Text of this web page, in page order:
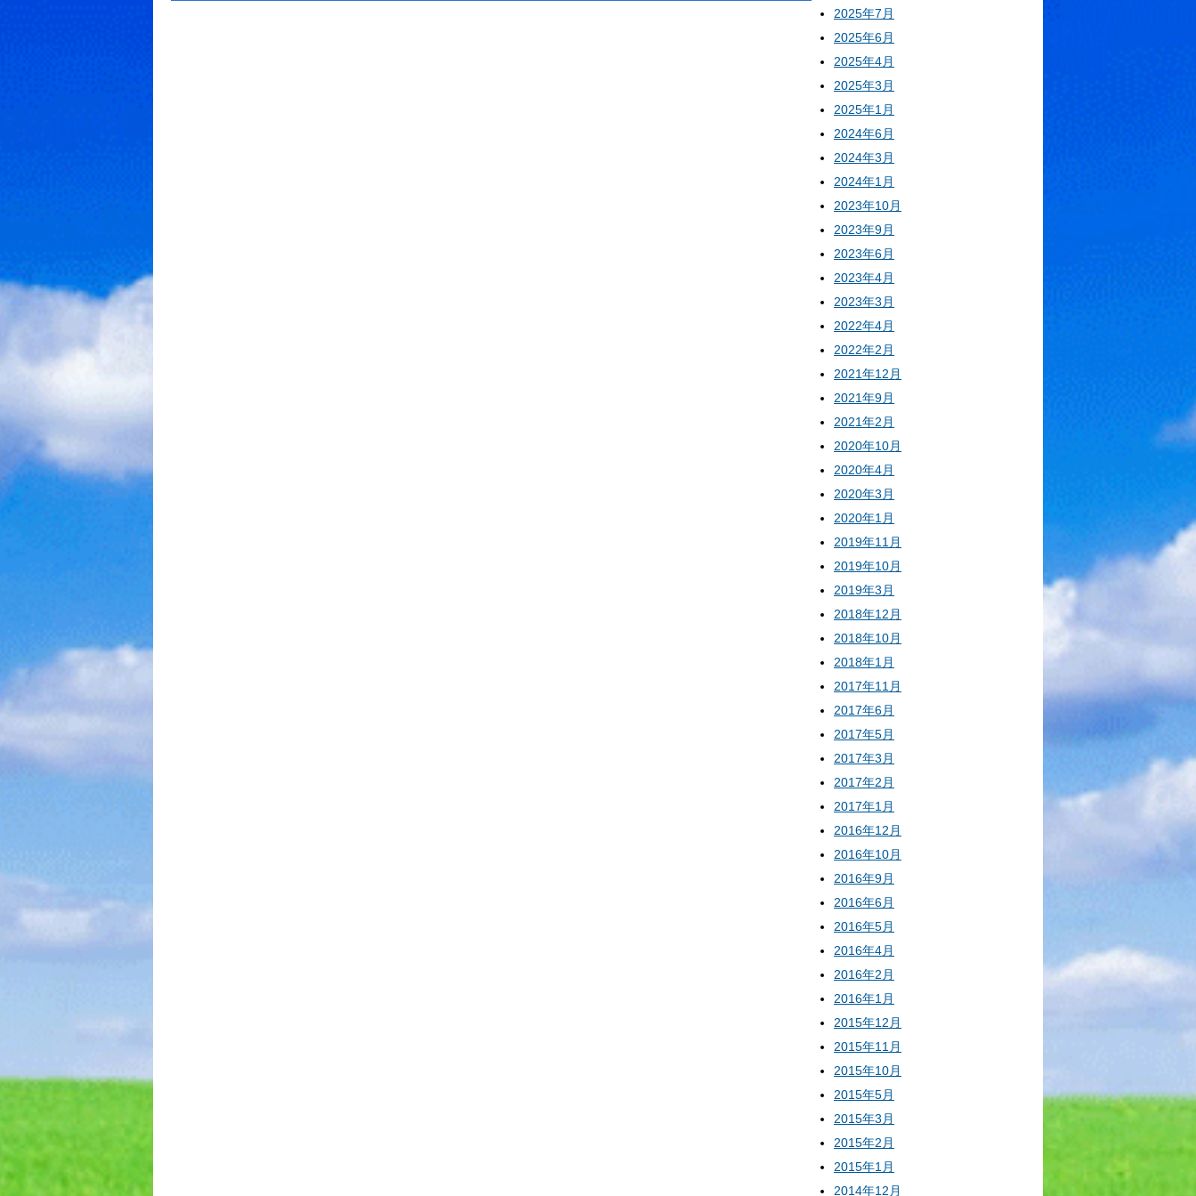
2025年7月
2025年6月
2025年4月
2025年3月
2025年1月
2024年6月
2024年3月
2024年1月
2023年10月
2023年9月
2023年6月
2023年4月
2023年3月
2022年4月
2022年2月
2021年12月
2021年9月
2021年2月
2020年10月
2020年4月
2020年3月
2020年1月
2019年11月
2019年10月
2019年3月
2018年12月
2018年10月
2018年1月
2017年11月
2017年6月
2017年5月
2017年3月
2017年2月
2017年1月
2016年12月
2016年10月
2016年9月
2016年6月
2016年5月
2016年4月
2016年2月
2016年1月
2015年12月
2015年11月
2015年10月
2015年5月
2015年3月
2015年2月
2015年1月
2014年12月